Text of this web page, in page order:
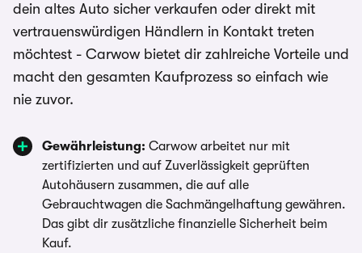
dein altes Auto sicher verkaufen oder direkt mit
vertrauenswürdigen Händlern in Kontakt treten
möchtest - Carwow bietet dir zahlreiche Vorteile und
macht den gesamten Kaufprozess so einfach wie
nie zuvor.
Gewährleistung: Carwow arbeitet nur mit
zertifizierten und auf Zuverlässigkeit geprüften
Autohäusern zusammen, die auf alle
Gebrauchtwagen die Sachmängelhaftung gewähren.
Das gibt dir zusätzliche finanzielle Sicherheit beim
Kauf.